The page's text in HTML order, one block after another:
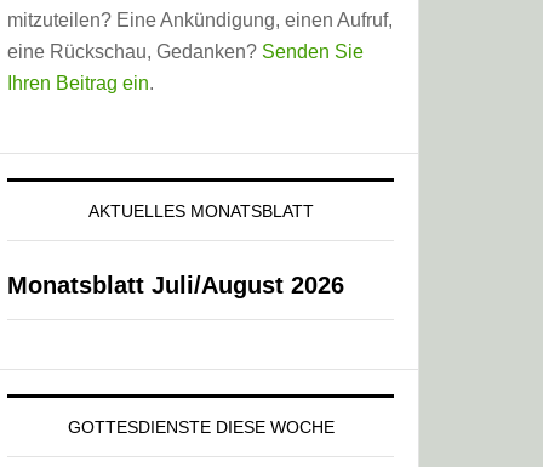
mitzuteilen? Eine Ankündigung, einen Aufruf,
eine Rückschau, Gedanken? Senden Sie
Ihren Beitrag ein.
AKTUELLES MONATSBLATT
Monatsblatt Juli/August 2026
GOTTESDIENSTE DIESE WOCHE